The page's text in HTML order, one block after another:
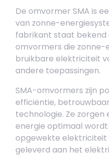
De omvormer SMA is
van zonne-
fabrikant staat bekend
omvormers die zonne-
bruikbare elektriciteit
andere toepassingen.
SMA-omvormers zijn
efficiëntie,
technologie. Ze
energie optimaal
opgewekte elektriciteit
geleverd aan het